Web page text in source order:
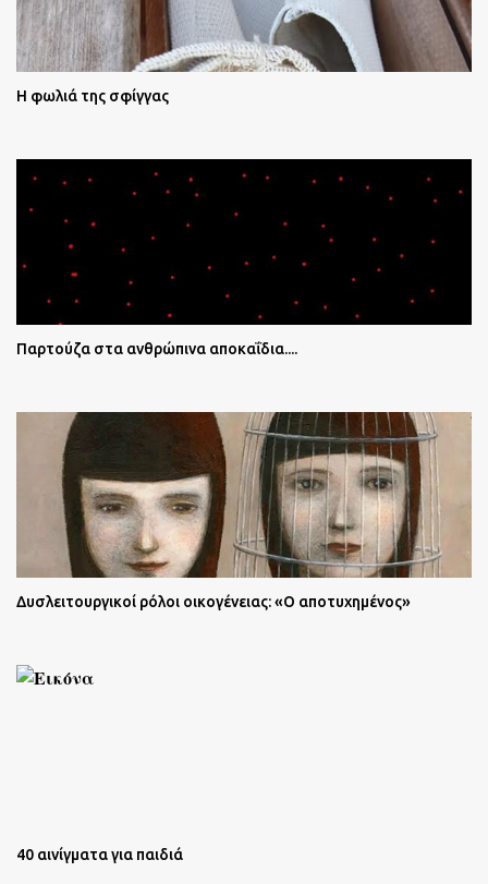
Η φωλιά της σφίγγας
Παρτούζα στα ανθρώπινα αποκαΐδια....
Δυσλειτουργικοί ρόλοι οικογένειας: «Ο αποτυχημένος»
40 αινίγματα για παιδιά